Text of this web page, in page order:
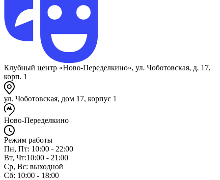
Клубный центр «Ново-Переделкино», ул. Чоботовская, д. 17,
корп. 1
ул. Чоботовская, дом 17, корпус 1
Ново-Переделкино
Режим работы
Пн, Пт: 10:00 - 22:00
Вт, Чт:10:00 - 21:00
Ср, Вс: выходной
Сб: 10:00 - 18:00